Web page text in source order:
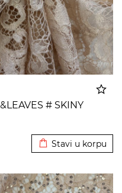
# SKINY
Stavi u korpu